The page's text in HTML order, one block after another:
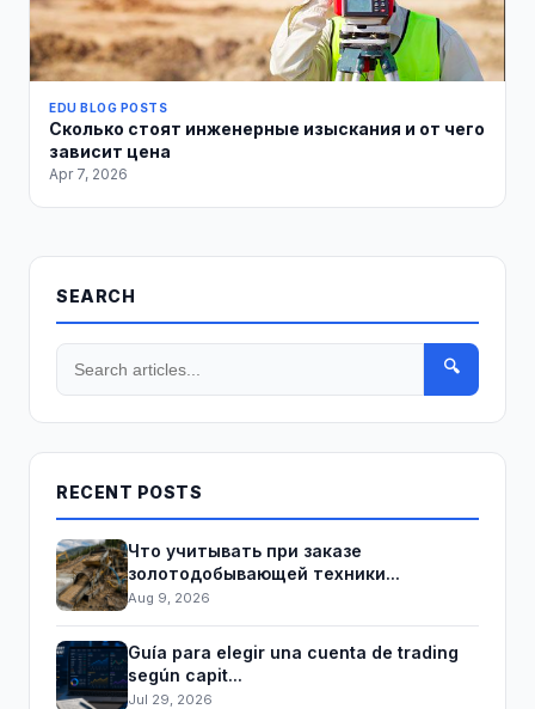
EDU BLOG POSTS
Сколько стоят инженерные изыскания и от чего
зависит цена
Apr 7, 2026
SEARCH
🔍
RECENT POSTS
Что учитывать при заказе
золотодобывающей техники...
Aug 9, 2026
Guía para elegir una cuenta de trading
según capit...
Jul 29, 2026